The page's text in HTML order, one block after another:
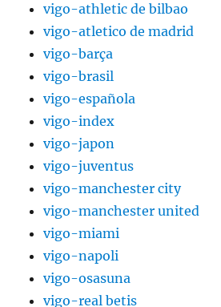
vigo-athletic de bilbao
vigo-atletico de madrid
vigo-barça
vigo-brasil
vigo-española
vigo-index
vigo-japon
vigo-juventus
vigo-manchester city
vigo-manchester united
vigo-miami
vigo-napoli
vigo-osasuna
vigo-real betis